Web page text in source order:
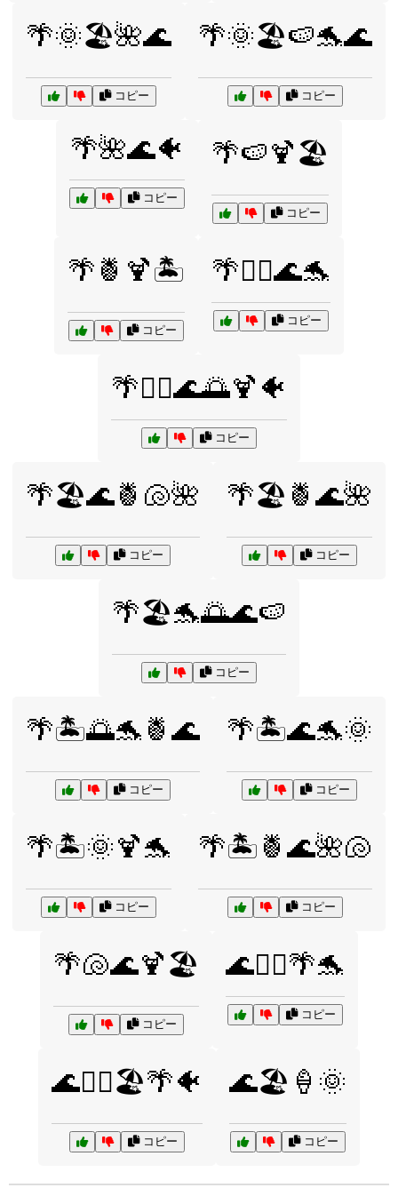
🌴🌞🏖️🌺🌊
コピー
🌴🌞🏖️🍉🐬🌊
コピー
🌴🌺🌊🐠
コピー
🌴🍉🍹🏖️
コピー
🌴🍍🍹🏝️
コピー
🌴🏄‍♀️🌊🐬
コピー
🌴🏄‍♂️🌊🌅🍹🐠
コピー
🌴🏖️🌊🍍🐚🌺
コピー
🌴🏖️🍍🌊🌺
コピー
🌴🏖️🐬🌅🌊🍉
コピー
🌴🏝️🌅🐬🍍🌊
コピー
🌴🏝️🌊🐬🌞
コピー
🌴🏝️🌞🍹🐬
コピー
🌴🏝️🍍🌊🌺🐚
コピー
🌴🐚🌊🍹🏖️
コピー
🌊🏄‍♀️🌴🐬
コピー
🌊🏄‍♀️🏖️🌴🐠
コピー
🌊🏖️🍦🌞
コピー